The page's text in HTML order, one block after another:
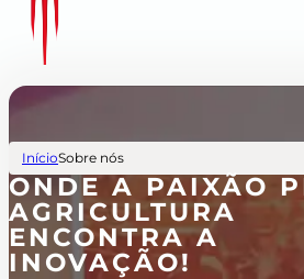
InícioSobre nós
ONDE A PAIXÃO
AGRICULTURA
ENCONTRA A
INOVAÇÃO!